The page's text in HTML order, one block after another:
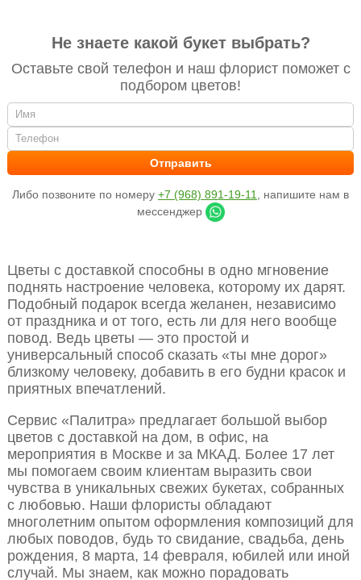
Не знаете какой букет выбрать?
Оставьте свой телефон и наш флорист поможет с
подбором цветов!
Либо позвоните по номеру +7 (968) 891-19-11
, напишите нам в
мессенджер
Цветы с доставкой способны в одно мгновение
поднять настроение человека, которому их дарят.
Подобный подарок всегда желанен, независимо
от праздника и от того, есть ли для него вообще
повод. Ведь цветы — это простой и
универсальный способ сказать «ты мне дорог»
близкому человеку, добавить в его будни красок и
приятных впечатлений.
Сервис «Палитра» предлагает большой выбор
цветов с доставкой на дом, в офис, на
мероприятия в Москве и за МКАД. Более 17 лет
мы помогаем своим клиентам выразить свои
чувства в уникальных свежих букетах, собранных
с любовью. Наши флористы обладают
многолетним опытом оформления композиций для
любых поводов, будь то свидание, свадьба, день
рождения, 8 марта, 14 февраля, юбилей или иной
случай. Мы знаем, как можно порадовать